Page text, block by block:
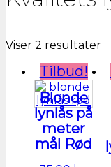
Viser 2 resultater
Tilbud!
Blonde
lynlås på
meter
mål Rød